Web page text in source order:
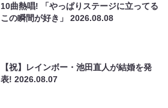
10曲熱唱! 「やっぱりステージに立ってる
この瞬間が好き」2026.08.08
【祝】レインボー・池田直人が結婚を発
表!2026.08.07